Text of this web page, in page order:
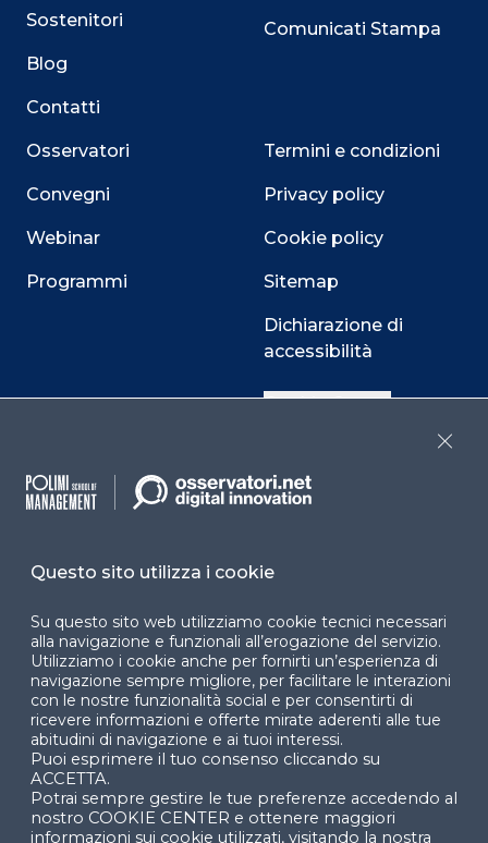
Sostenitori
Blog
Contatti
Osservatori
Convegni
Webinar
Programmi
Comunicati Stampa
Termini e condizioni
Privacy policy
Cookie policy
Sitemap
Dichiarazione di
accessibilità
Cookie Center
Facebook LinkedIn
© 2024 Copyright © Politecnico di Milano Dipartimento
di Ingegneria Gestionale
Questo sito utilizza i cookie
Su questo sito web utilizziamo cookie tecnici necessari
alla navigazione e funzionali all’erogazione del servizio.
Utilizziamo i cookie anche per fornirti un’esperienza di
navigazione sempre migliore, per facilitare le interazioni
con le nostre funzionalità social e per consentirti di
ricevere informazioni e offerte mirate aderenti alle tue
abitudini di navigazione e ai tuoi interessi.
Puoi esprimere il tuo consenso cliccando su
ACCETTA.
Potrai sempre gestire le tue preferenze accedendo al
nostro COOKIE CENTER e ottenere maggiori
informazioni sui cookie utilizzati, visitando la nostra